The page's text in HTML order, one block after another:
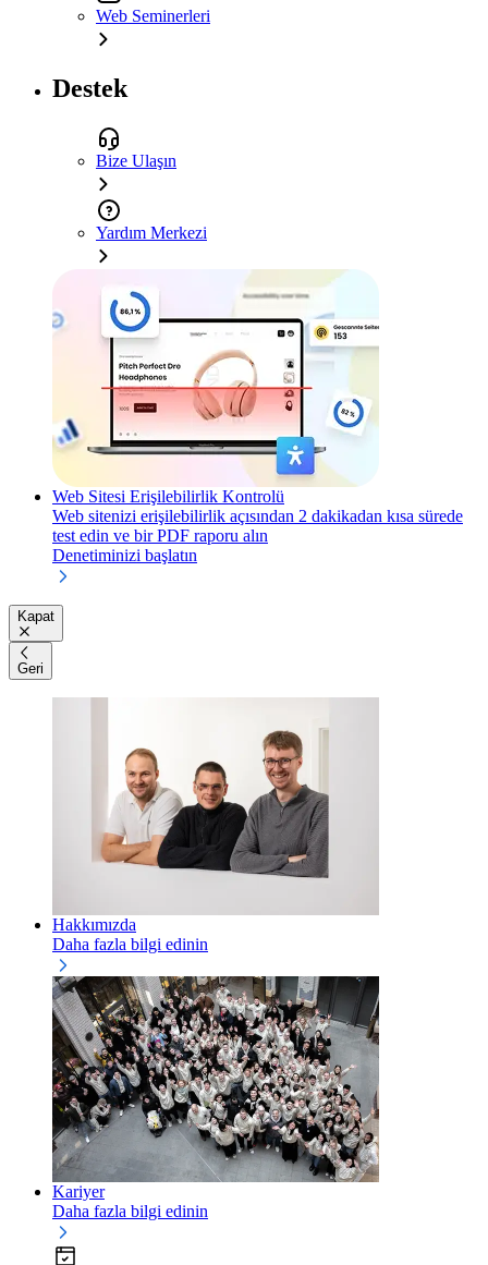
Web Seminerleri
Destek
Bize Ulaşın
Yardım Merkezi
Web Sitesi Erişilebilirlik Kontrolü
Web sitenizi erişilebilirlik açısından 2 dakikadan kısa sürede
test edin ve bir PDF raporu alın
Denetiminizi başlatın
Kapat
Geri
Hakkımızda
Daha fazla bilgi edinin
Kariyer
Daha fazla bilgi edinin